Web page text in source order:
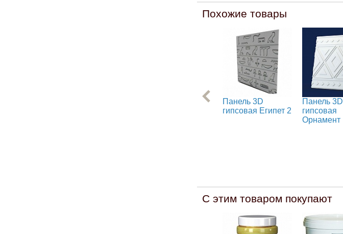
Похожие товары
Панель 3D
гипсовая Египет 2
Панель 3D
гипсовая
Орнамент
С этим товаром покупают